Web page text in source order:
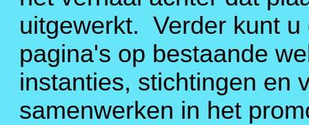
uitgewerkt. Verder kunt u
pagina's op bestaande
instanties, stichtingen en
samenwerken in het